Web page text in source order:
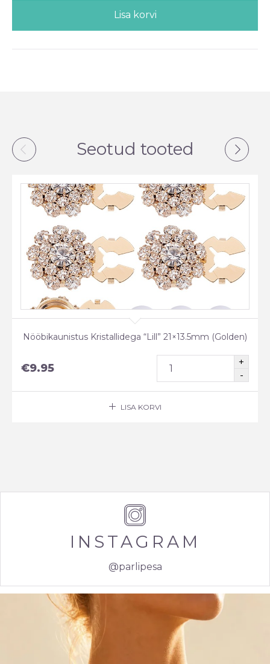
Lisa korvi
Seotud tooted
Nööbikaunistus Kristallidega “Lill” 21×13.5mm (Golden)
€9.95
LISA KORVI
INSTAGRAM
@parlipesa